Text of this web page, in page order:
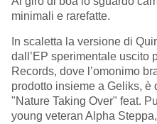
minimali e rarefatte.
In scaletta la versione di
dall’EP sperimentale uscito
Records, dove l’omonimo
prodotto insieme a Geliks,
"Nature Taking Over" feat.
young veteran Alpha